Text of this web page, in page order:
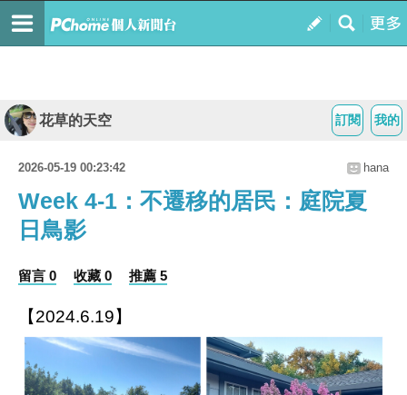
我的
訂閱
花草的天空
2026-05-19 00:23:42 hana
Week 4-1：不遷移的居民：庭院夏
日鳥影
留言 0 收藏 0 推薦 5
【2024.6.19】